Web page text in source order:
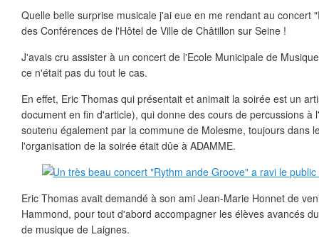
Quelle belle surprise musicale j'ai eue en me rendant au concert
des Conférences de l'Hôtel de Ville de Châtillon sur Seine !
J'avais cru assister à un concert de l'Ecole Municipale de
ce n'était pas du tout le cas.
En effet, Eric Thomas qui présentait et animait la soirée est un
document en fin d'article), qui donne des cours de percussions à
soutenu également par la commune de Molesme, toujours dans
l'organisation de la soirée était dûe à ADAMME.
Eric Thomas avait demandé à son ami Jean-Marie Honnet de
Hammond, pour tout d'abord accompagner les élèves avancés
de musique de Laignes.